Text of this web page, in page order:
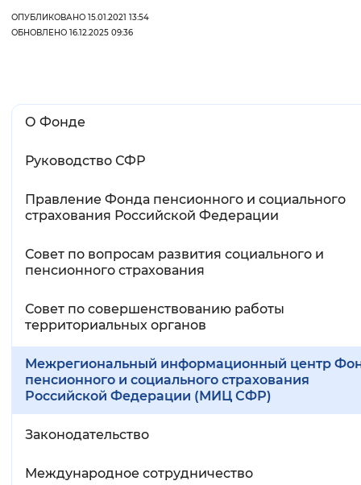
ОПУБЛИКОВАНО 15.01.2021 13:54
ОБНОВЛЕНО 16.12.2025 09:36
О Фонде
Руководство СФР
Правление Фонда пенсионного и социального
страхования Российской Федерации
Совет по вопросам развития социального и
пенсионного страхования
Совет по совершенствованию работы
территориальных органов
Межрегиональный информационный центр
пенсионного и социального страхования
Российской Федерации (МИЦ СФР)
Законодательство
Международное сотрудничество